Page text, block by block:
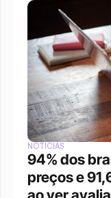
NOTÍCIAS
94% dos
preços e